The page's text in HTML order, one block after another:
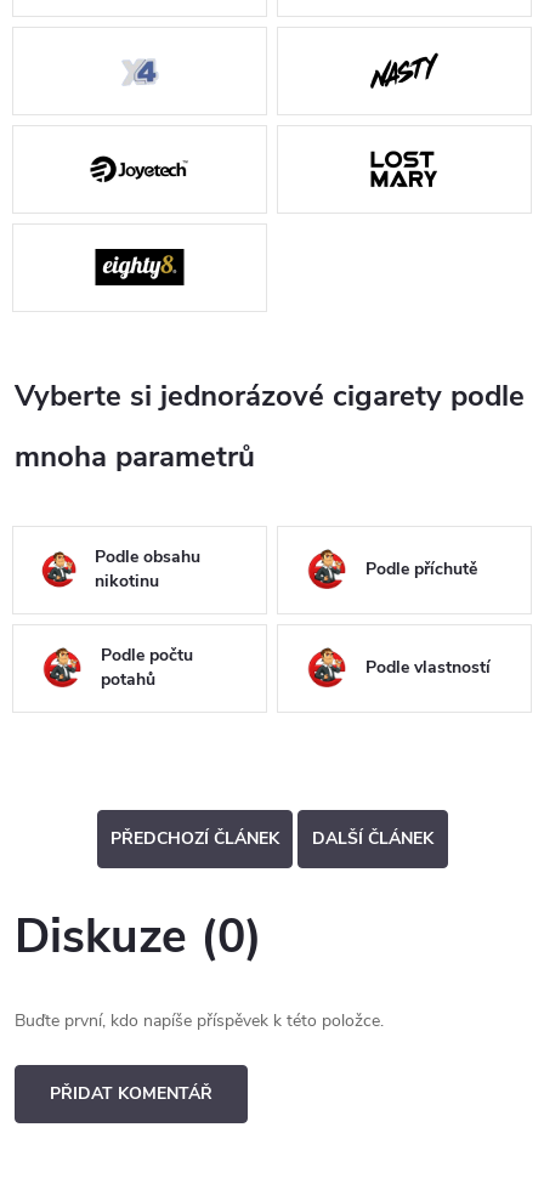
Vyberte si jednorázové cigarety podle
mnoha parametrů
Podle obsahu
nikotinu
Podle příchutě
Podle počtu
potahů
Podle vlastností
PŘEDCHOZÍ ČLÁNEK DALŠÍ ČLÁNEK
Diskuze (0)
Buďte první, kdo napíše příspěvek k této položce.
PŘIDAT KOMENTÁŘ